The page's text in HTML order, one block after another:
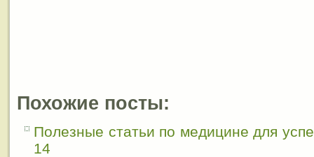
Похожие посты:
Полезные статьи по медицине для
14